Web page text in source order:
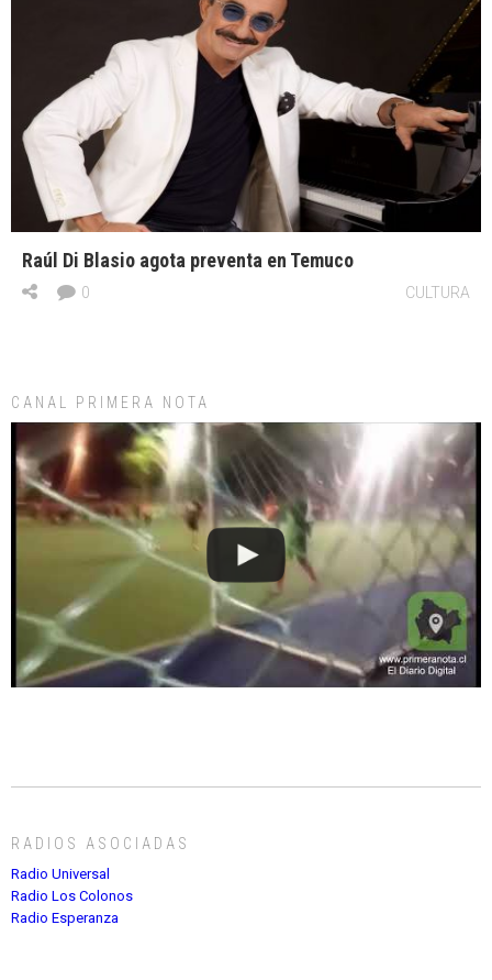
Raúl Di Blasio agota preventa en Temuco
CULTURA
0
CANAL PRIMERA NOTA
RADIOS ASOCIADAS
Radio Universal
Radio Los Colonos
Radio Esperanza